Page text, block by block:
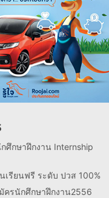
ศึกษาฝึกงาน Internship
เรียนฟรี ระดับ ปวส 100%
ครนักศึกษาฝึกงาน2556